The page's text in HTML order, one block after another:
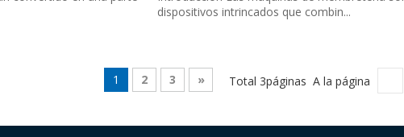
dispositivos intrincados que combin...
1 2 3 » Total 3páginas A la página